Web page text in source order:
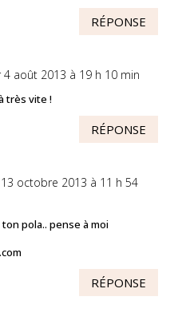
RÉPONSE
4 août 2013 à 19 h 10 min
très vite !
RÉPONSE
octobre 2013 à 11 h 54
pola.. pense à moi
RÉPONSE